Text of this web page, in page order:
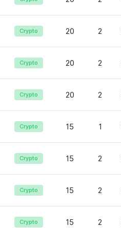
Crypto 20 2
Crypto 20 2
Crypto 20 2
Crypto 15 1
Crypto 15 2
Crypto 15 2
Crypto 15 2